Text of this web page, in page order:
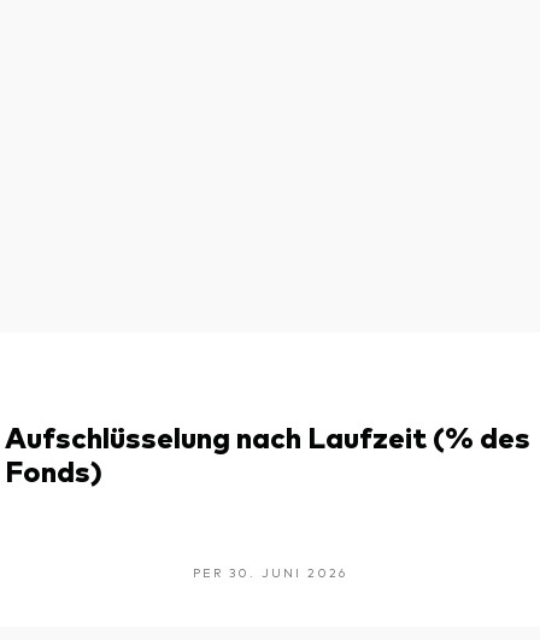
Aufschlüsselung nach Laufzeit (% des
Fonds)
PER 30. JUNI 2026